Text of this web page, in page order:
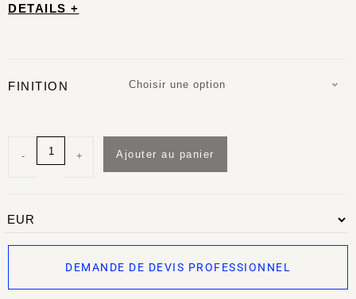
DETAILS +
FINITION Choisir une option
- + Ajouter au panier
DEMANDE DE DEVIS PROFESSIONNEL